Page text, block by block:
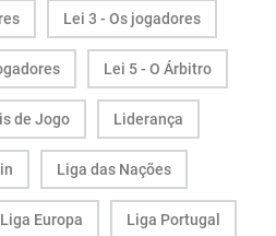
Lei 3 - Os jogadores
Lei 5 - O Árbitro
de Jogo Liderança
Liga das Nações
Liga Europa Liga Portugal